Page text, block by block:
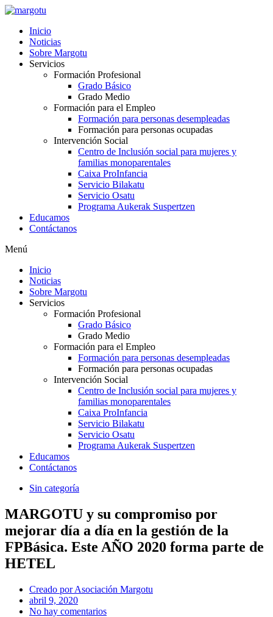
Ir
contenido
Inicio
Noticias
Sobre Margotu
Servicios
Formación Profesional
Grado Básico
Grado Medio
Formación para el Empleo
Formación para personas desempleadas
Formación para personas ocupadas
Intervención Social
Centro de Inclusión social para mujeres y
familias monoparentales
Caixa ProInfancia
Servicio Bilakatu
Servicio Osatu
Programa Aukerak Suspertzen
Educamos
Contáctanos
Menú
Inicio
Noticias
Sobre Margotu
Servicios
Formación Profesional
Grado Básico
Grado Medio
Formación para el Empleo
Formación para personas desempleadas
Formación para personas ocupadas
Intervención Social
Centro de Inclusión social para mujeres y
familias monoparentales
Caixa ProInfancia
Servicio Bilakatu
Servicio Osatu
Programa Aukerak Suspertzen
Educamos
Contáctanos
Sin categoría
MARGOTU y su compromiso por
mejorar día a día en la gestión de la
FPBásica. Este AÑO 2020 forma parte de
HETEL
Creado porAsociación Margotu
abril 9, 2020
No hay comentarios